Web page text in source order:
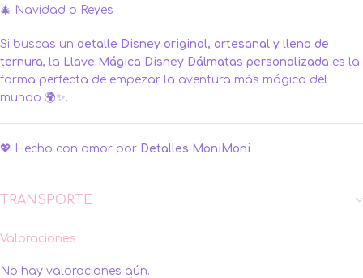
🎄 Navidad o Reyes
Si buscas un detalle Disney original, artesanal y lleno de
ternura, la Llave Mágica Disney Dálmatas personalizada es la
forma perfecta de empezar la aventura más mágica del
mundo 🌍✨.
💖 Hecho con amor por Detalles MoniMoni
TRANSPORTE
Valoraciones
No hay valoraciones aún.